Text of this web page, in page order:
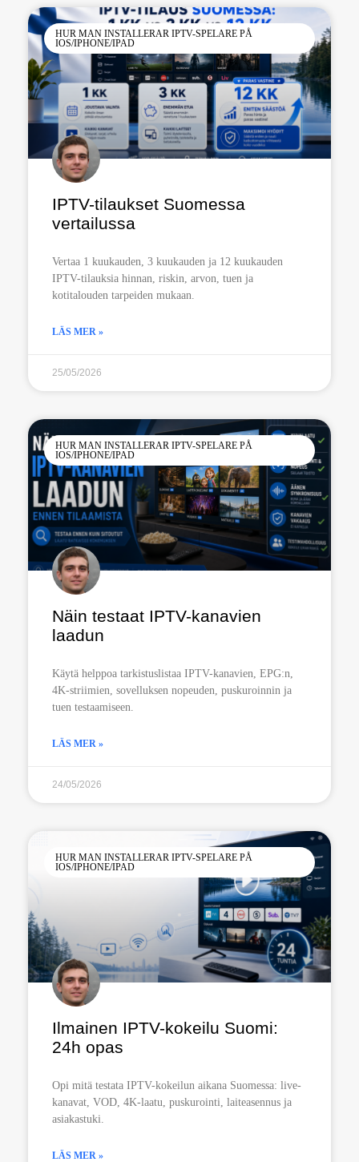
HUR MAN INSTALLERAR IPTV-SPELARE PÅ
IOS/IPHONE/IPAD
IPTV-tilaukset Suomessa
vertailussa
Vertaa 1 kuukauden, 3 kuukauden ja 12 kuukauden
IPTV-tilauksia hinnan, riskin, arvon, tuen ja
kotitalouden tarpeiden mukaan.
LÄS MER »
25/05/2026
HUR MAN INSTALLERAR IPTV-SPELARE PÅ
IOS/IPHONE/IPAD
Näin testaat IPTV-kanavien
laadun
Käytä helppoa tarkistuslistaa IPTV-kanavien, EPG:n,
4K-striimien, sovelluksen nopeuden, puskuroinnin ja
tuen testaamiseen.
LÄS MER »
24/05/2026
HUR MAN INSTALLERAR IPTV-SPELARE PÅ
IOS/IPHONE/IPAD
Ilmainen IPTV-kokeilu Suomi:
24h opas
Opi mitä testata IPTV-kokeilun aikana Suomessa: live-
kanavat, VOD, 4K-laatu, puskurointi, laiteasennus ja
asiakastuki.
LÄS MER »